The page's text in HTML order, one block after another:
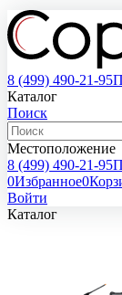
8 (499) 490-21-95
Каталог
Поиск
Местоположение
8 (499) 490-21-95
0Избранное0
Войти
Каталог